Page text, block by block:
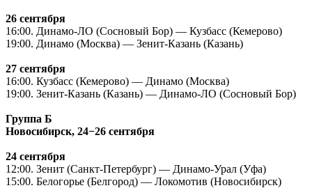
26 сентября
16:00. Динамо-ЛО (Сосновый Бор) — Кузбасс (Кемерово)
19:00. Динамо (Москва) — Зенит-Казань (Казань)
27 сентября
16:00. Кузбасс (Кемерово) — Динамо (Москва)
19:00. Зенит-Казань (Казань) — Динамо-ЛО (Сосновый Бор)
Группа Б
Новосибирск, 24−26 сентября
24 сентября
12:00. Зенит (Санкт-Петербург) — Динамо-Урал (Уфа)
15:00. Белогорье (Белгород) — Локомотив (Новосибирск)